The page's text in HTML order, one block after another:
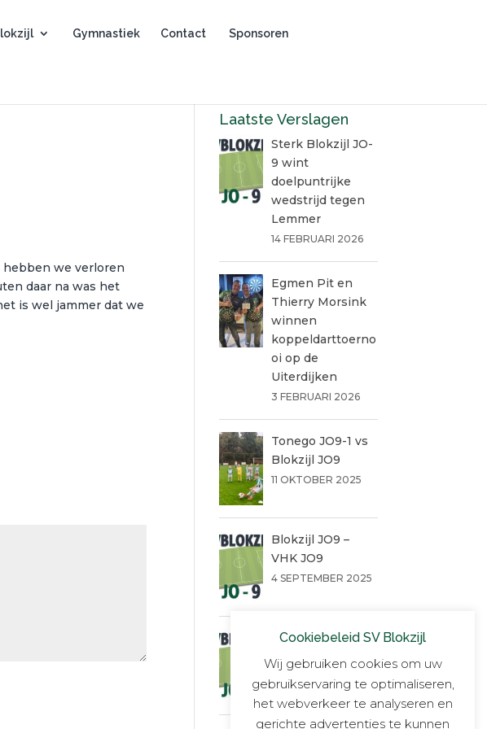
Gymnastiek Contact Sponsoren
we verloren
daar na was het
is wel jammer dat we
Laatste Verslagen
Sterk Blokzijl JO-
9 wint
doelpuntrijke
wedstrijd tegen
Lemmer
14 FEBRUARI 2026
Egmen Pit en
Thierry Morsink
winnen
koppeldarttoerno
oi op de
Uiterdijken
3 FEBRUARI 2026
Tonego JO9-1 vs
Blokzijl JO9
11 OKTOBER 2025
Blokzijl JO9 –
VHK JO9
4 SEPTEMBER 2025
Een warme
succesvolle dag!!
14 JUNI 2025
Cookiebeleid SV Blokzijl
Wij gebruiken cookies om uw
gebruikservaring te optimaliseren,
het webverkeer te analyseren en
gerichte advertenties te kunnen